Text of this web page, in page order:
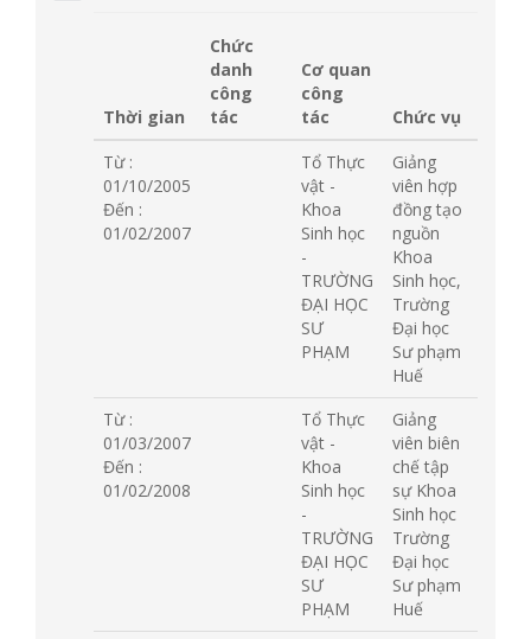
Thời gian
Chức
danh
công
tác
Cơ quan
công
tác
Chức vụ
Từ :
01/10/2005
Đến :
01/02/2007
Tổ Thực
vật -
Khoa
Sinh học
-
TRƯỜNG
ĐẠI HỌC
SƯ
PHẠM
Giảng
viên hợp
đồng tạo
nguồn
Khoa
Sinh học,
Trường
Đại học
Sư phạm
Huế
Từ :
01/03/2007
Đến :
01/02/2008
Tổ Thực
vật -
Khoa
Sinh học
-
TRƯỜNG
ĐẠI HỌC
SƯ
PHẠM
Giảng
viên biên
chế tập
sự Khoa
Sinh học
Trường
Đại học
Sư phạm
Huế